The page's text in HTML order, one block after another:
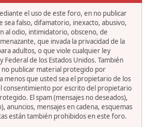
el uso de este foro, en no publicar
sea falso, difamatorio, inexacto, abusivo,
al odio, intimidatorio, obsceno, de
que invada la privacidad de la
adultos, o que viole cualquier ley
Federal de los Estados Unidos. También
no publicar material protegido por
menos que usted sea el propietario de los
consentimiento por escrito del propietario
El spam (mensajes no deseados),
anuncios, mensajes en cadena, esquemas
están también prohibidos en este foro.